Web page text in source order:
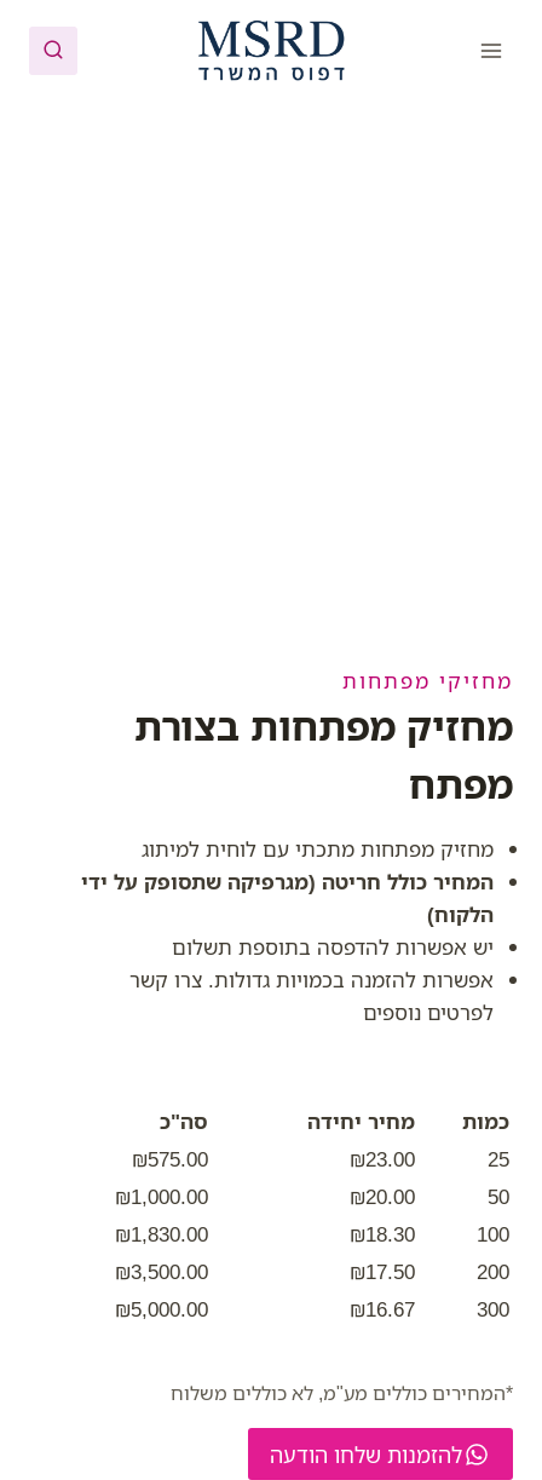
מחזיקי מפתחות
מחזיק מפתחות בצורת
מפתח
מחזיק מפתחות מתכתי עם לוחית למיתוג
המחיר כולל חריטה (מגרפיקה שתסופק על ידי
הלקוח)
יש אפשרות להדפסה בתוספת תשלום
אפשרות להזמנה בכמויות גדולות. צרו קשר
לפרטים נוספים
כמות מחיר יחידה
סה"כ
25
₪23.00
₪575.00
50
₪20.00
₪1,000.00
100
₪18.30
₪1,830.00
200
₪17.50
₪3,500.00
300
₪16.67
₪5,000.00
*המחירים כוללים מע"מ, לא כוללים משלוח
להזמנות שלחו הודעה